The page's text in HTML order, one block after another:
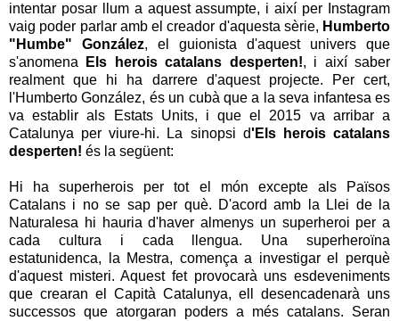
intentar posar llum a aquest assumpte, i així per Instagram
vaig poder parlar amb el creador d'aquesta sèrie, Humberto
"Humbe" González, el guionista d'aquest univers que
s'anomena
Els herois catalans desperten!, i així saber
realment que hi ha darrere d'aquest projecte. Per cert,
l'Humberto González, és un cubà que a la seva infantesa es
va establir als Estats Units, i que el 2015 va arribar a
Catalunya per viure-hi. La sinopsi d'Els herois catalans
desperten! és la següent:
Hi ha superherois per tot el món excepte als Països
Catalans i no se sap per què. D'acord amb la Llei de la
Naturalesa hi hauria d'haver almenys un superheroi per a
cada cultura i cada llengua. Una superheroïna
estatunidenca, la Mestra, comença a investigar el perquè
d'aquest misteri. Aquest fet provocarà uns esdeveniments
que crearan el Capità Catalunya, ell desencadenarà uns
successos que atorgaran poders a més catalans. Seran